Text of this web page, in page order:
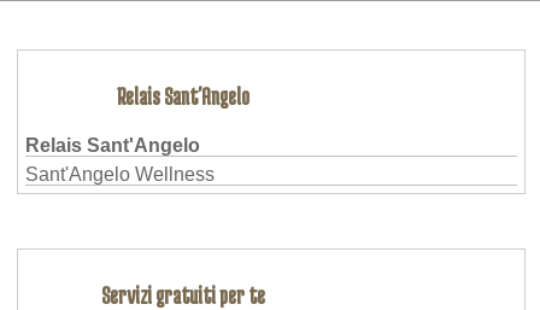
Relais Sant'Angelo
Relais Sant'Angelo
Sant'Angelo Wellness
Servizi gratuiti per te